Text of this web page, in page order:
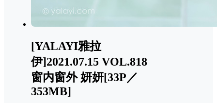
[YALAYI雅拉
伊]2021.07.15 VOL.818
窗内窗外 妍妍[33P／
353MB]